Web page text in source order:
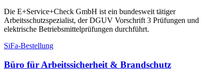
Die E+Service+Check GmbH ist ein bundesweit tätiger
Arbeitsschutzspezialist, der DGUV Vorschrift 3 Prüfungen und
elektrische Betriebsmittelprüfungen durchführt.
SiFa-Bestellung
Büro für Arbeitssicherheit & Brandschutz